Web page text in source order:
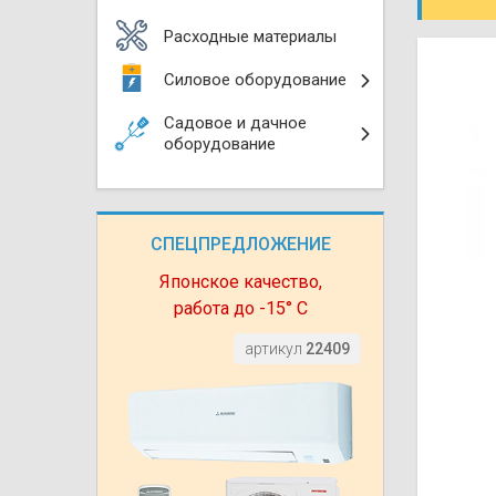
Расходные материалы
Силовое оборудование
Садовое и дачное
оборудование
СПЕЦПРЕДЛОЖЕНИЕ
Японское качество,
работа до -15° С
артикул 22409
VRF
Компрессорно-
Чиллеры
Очистители и
Сушилки для рук
Бензотриммеры
Газонокосилки
Газонокосилки
Подметально-
Измельчители